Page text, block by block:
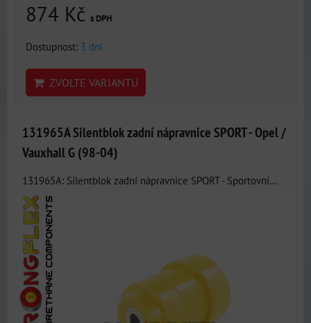
874 Kč s DPH
Dostupnost: 3 dni
ZVOLTE VARIANTU
131965A Silentblok zadní nápravnice SPORT - Opel /
Vauxhall G (98-04)
131965A: Silentblok zadní nápravnice SPORT - Sportovní...